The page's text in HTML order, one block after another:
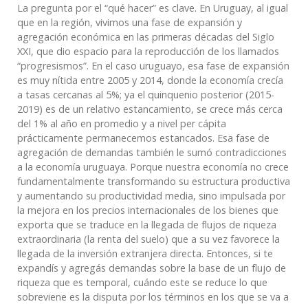
La pregunta por el “qué hacer” es clave. En Uruguay, al igual
que en la región, vivimos una fase de expansión y
agregación económica en las primeras décadas del Siglo
XXI, que dio espacio para la reproducción de los llamados
“progresismos”. En el caso uruguayo, esa fase de expansión
es muy nítida entre 2005 y 2014, donde la economía crecía
a tasas cercanas al 5%; ya el quinquenio posterior (2015-
2019) es de un relativo estancamiento, se crece más cerca
del 1% al año en promedio y a nivel per cápita
prácticamente permanecemos estancados. Esa fase de
agregación de demandas también le sumó contradicciones
a la economía uruguaya. Porque nuestra economía no crece
fundamentalmente transformando su estructura productiva
y aumentando su productividad media, sino impulsada por
la mejora en los precios internacionales de los bienes que
exporta que se traduce en la llegada de flujos de riqueza
extraordinaria (la renta del suelo) que a su vez favorece la
llegada de la inversión extranjera directa. Entonces, si te
expandís y agregás demandas sobre la base de un flujo de
riqueza que es temporal, cuándo este se reduce lo que
sobreviene es la disputa por los términos en los que se va a